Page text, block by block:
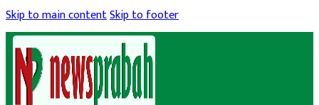
Skip to main contentSkip to footer